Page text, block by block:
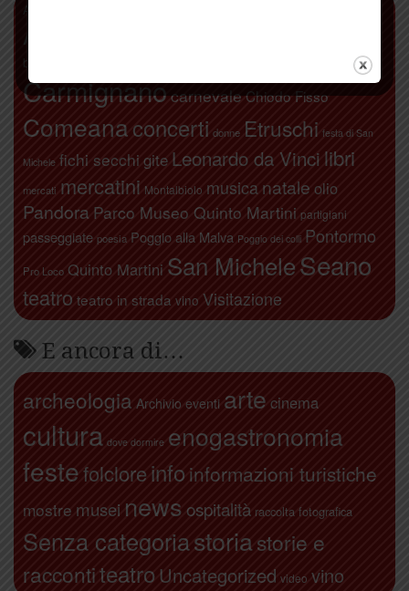
Abbazia di San Giusto
Artimino
biodistretto+
CarmignanocarnevaleChiodo Fisso
Comeanaconcerti donne Etruschi festa di San
Michele fichi secchi gite Leonardo da Vinci libri
mercati mercatini Montalbiolo musica natale olio
Pandora Parco Museo Quinto Martini partigiani
passeggiate poesia Poggio alla Malva Poggio dei colli Pontormo
Pro Loco Quinto Martini San MicheleSeano
teatro teatro in strada vino Visitazione
E ancora di…
archeologia Archivio eventi arte cinema
cultura dove dormire enogastronomia
festefolcloreinfo informazioni turistiche
mostre musei news ospitalità raccolta fotografica
Senza categoriastoriastorie e
raccontiteatro Uncategorized video vino